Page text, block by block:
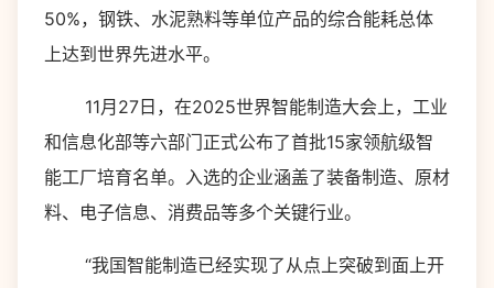
50%，钢铁、水泥熟料等单位产品的综合能耗总体
上达到世界先进水平。
11月27日，在2025世界智能制造大会上，工业
和信息化部等六部门正式公布了首批15家领航级智
能工厂培育名单。入选的企业涵盖了装备制造、原材
料、电子信息、消费品等多个关键行业。
“我国智能制造已经实现了从点上突破到面上开